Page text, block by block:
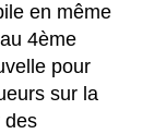
en même
4ème
pour
sur la
des